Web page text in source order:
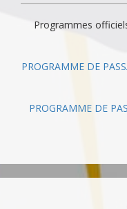
Programmes
PROGRAMME DE
PROGRAMME DE